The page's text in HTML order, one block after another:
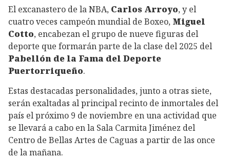
El excanastero de la NBA, Carlos Arroyo, y el
cuatro veces campeón mundial de Boxeo, Miguel
Cotto, encabezan el grupo de nueve figuras del
deporte que formarán parte de la clase del 2025 del
Pabellón de la Fama del Deporte
Puertorriqueño.
Estas destacadas personalidades, junto a otras siete,
serán exaltadas al principal recinto de inmortales del
país el próximo 9 de noviembre en una actividad que
se llevará a cabo en la Sala Carmita Jiménez del
Centro de Bellas Artes de Caguas a partir de las once
de la mañana.